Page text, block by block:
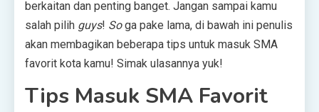
berkaitan dan penting banget. Jangan sampai kamu
salah pilih guys! Soga pake lama, di bawah ini penulis
akan membagikan beberapa tips untuk masuk SMA
favorit kota kamu! Simak ulasannya yuk!
Tips Masuk SMA Favorit